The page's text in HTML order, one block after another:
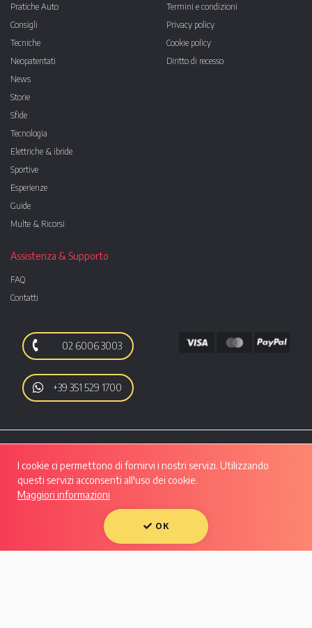
Pratiche Auto
Consigli
Tecniche
Neopatentati
News
Storie
Sfide
Tecnologia
Elettriche & ibride
Sportive
Esperienze
Guide
Multe & Ricorsi
Termini e condizioni
Privacy policy
Cookie policy
Diritto di recesso
Assistenza & Supporto
FAQ
Contatti
02 6006 3003
+39 351 529 1700
Autoo srl | Viale Luigi Majno, 28 - CAP 20129, MILANO | P.IVA: 10133550961 |
REA: MI - 2508280 | Capitale Sociale: Euro 50.607,29 i.v.
I cookie ci permettono di fornirvi i nostri servizi. Utilizzando
questi servizi acconsenti all'uso dei cookie.
Maggiori informazioni
OK